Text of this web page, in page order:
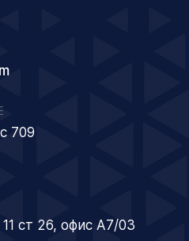
709
ст 26, офис А7/03